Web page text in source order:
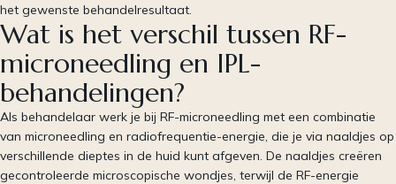
het gewenste behandelresultaat.
Wat is het verschil tussen RF-
microneedling en IPL-
behandelingen?
Als behandelaar werk je bij RF-microneedling met een combinatie
van microneedling en radiofrequentie-energie, die je via naaldjes op
verschillende dieptes in de huid kunt afgeven. De naaldjes creëren
gecontroleerde microscopische wondjes, terwijl de RF-energie